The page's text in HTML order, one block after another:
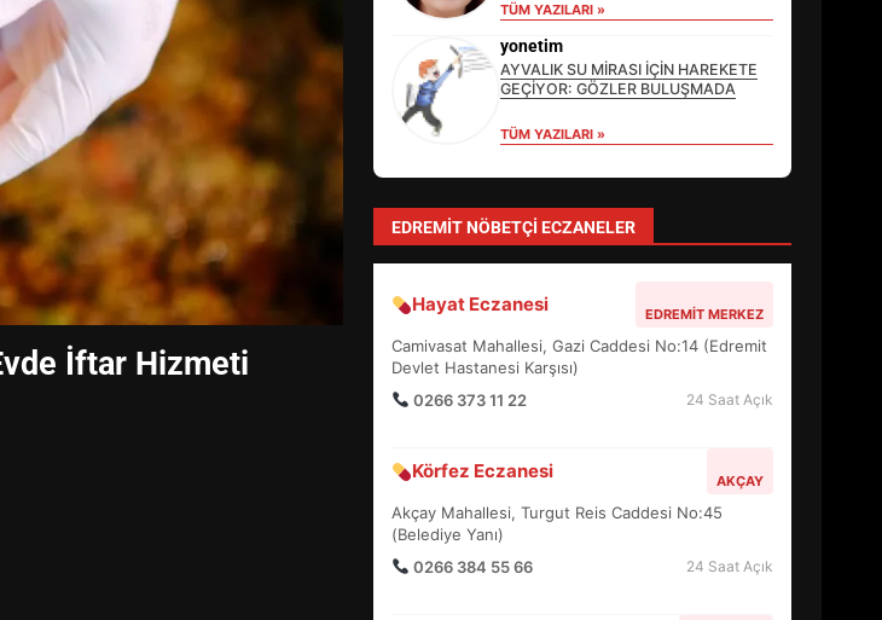
İftar Hizmeti
TÜM YAZILARI »
yonetim
AYVALIK SU MİRASI İÇİN HAREKETE
GEÇİYOR: GÖZLER BULUŞMADA
TÜM YAZILARI »
EDREMIT NÖBETÇI ECZANELER
Hayat Eczanesi EDREMIT MERKEZ
Camivasat Mahallesi, Gazi Caddesi No:14 (Edremit
Devlet Hastanesi Karşısı)
0266 373 11 22
24 Saat Açık
Körfez Eczanesi AKÇAY
Akçay Mahallesi, Turgut Reis Caddesi No:45
(Belediye Yanı)
0266 384 55 66
24 Saat Açık
EİB’DE KRİTİK ATAMA:
SÜRDÜRÜLEBİLİRLİKTE NE
DEĞİŞECEK?
4
EDREMİT’İN GURURU TÜRKİYE
FİNALİNDE NE BAŞARDI?
5
BALIKESİR MÜZELERİNDE
SÜRE UZATILDI: NE DEĞİŞTİ?
6
BURHANİYE SATRANÇ
DEĞİŞTİRİYOR?